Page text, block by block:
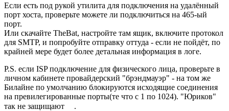
Если есть под рукой утилита для подключения на удалённый
порт хоста, проверьте можете ли подключиться на 465-ый
порт.
Или скачайте TheBat, настройте там ящик, включите протокол
для SMTP, и попробуйте отправку оттуда - если не пойдёт, по
крайней мере будет более детальная информация в логе.
P.S. если ISP подключение для физического лица, проверьте в
личном кабинете провайдерский "брэндмауэр" - на том же
Билайне по умолчанию блокируются исходящие соединения
на превилегированные порты(те что с 1 по 1024). "Юриков"
так не защищают
.